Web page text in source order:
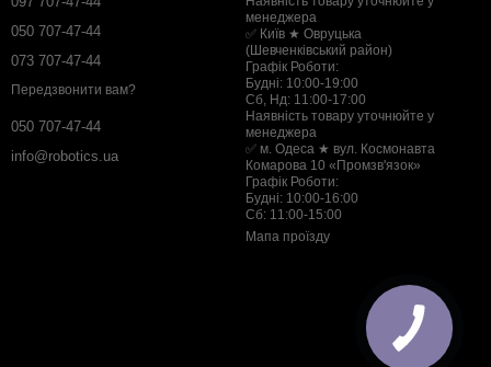
050 707-47-44
073 707-47-44
Передзвонити вам?
050 707-47-44
info@robotics.ua
менеджера
✅ Київ ★ Овруцька
(Шевченківський район)
Графік Роботи:
Будні: 10:00-19:00
Сб, Нд: 11:00-17:00
Наявність товару уточнюйте у
менеджера
✅ м. Одеса ★ вул. Космонавта
Комарова 10 «Промзв'язок»
Графік Роботи:
Будні: 10:00-16:00
Сб: 11:00-15:00
Мапа проїзду